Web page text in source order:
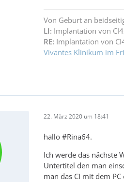
Von Geburt an
LI: Implantation von
RE: Implantation von
Vivantes Klinikum im
22. März 2020 um 18:41
hallo #Rina64.
Ich werde das nächste
Untertitel den man
man das CI mit dem